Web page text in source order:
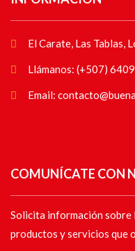
El Carate, Las Tablas,
Llámanos: (+507)
Email:
COMUNÍCATE CON
Solicita información sobre
productos y servicios que